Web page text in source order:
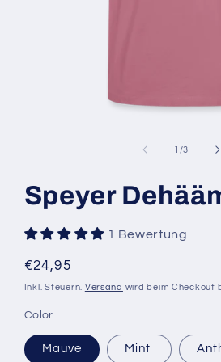
1 /von
3
Speyer
1 Bewertung
Normaler
Preis
€24,95
Inkl. Steuern. Versand wird beim Checkout
Color
Mauve Mint